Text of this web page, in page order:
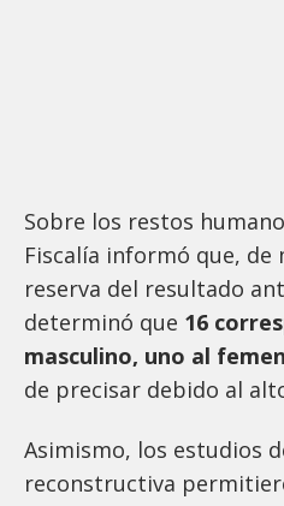
Sobre los restos
Fiscalía informó que,
reserva del resultado
determinó que 16
masculino, uno al
de precisar debido al
Asimismo, los estudios
reconstructiva